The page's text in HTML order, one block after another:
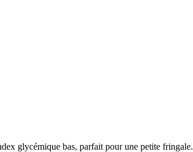
glycémique bas, parfait pour une petite fringale.